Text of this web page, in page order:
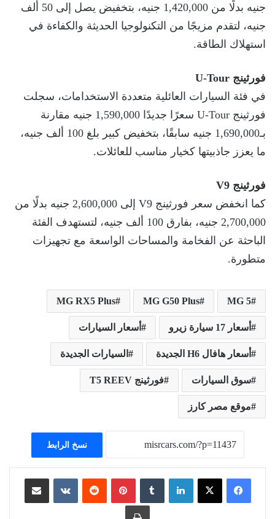
جنيه بدلًا من 1,420,000 جنيه، بتخفيض يصل إلى 50 ألف
جنيه، لتقدم مزيجًا من التكنولوجيا الحديثة والكفاءة في
استهلاك الطاقة.
فورثينج U-Tour
في فئة السيارات العائلية متعددة الاستخدامات، سجلت
فورثينج U-Tour سعرًا جديدًا 1,590,000 جنيه مقارنة
بـ1,690,000 جنيه سابقًا، بتخفيض كبير بلغ 100 ألف جنيه،
ما يعزز جاذبيتها كخيار مناسب للعائلات.
فورثينج V9
كما انخفض سعر فورثينج V9 إلى 2,600,000 جنيه بدلًا من
2,700,000 جنيه، بفارق 100 ألف جنيه، لتستهدف الفئة
الباحثة عن الفخامة والمساحات الواسعة مع تجهيزات
متطورة.
MG 5
MG G50 Plus
MG RX5 Plus
أسعار 17 سيارة زيرو أسعار السيارات
أسعار هافال H6 الجديدة السيارات الجديدة
سوق السيارات فورثينج T5 REEV
موقع مصر كارز
نسخ الرابط
لينكدإن ‏Tumblr بينتيريست
‏Reddit
‏VKontakte مشاركة عبر البريد
طباعة